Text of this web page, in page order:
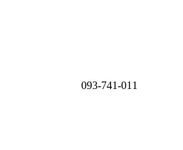
093-741-011